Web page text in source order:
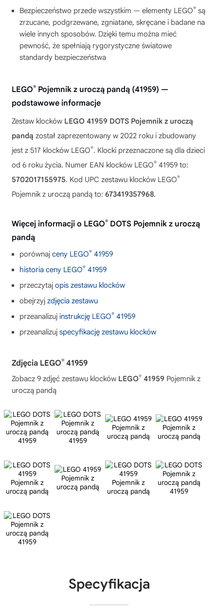
Bezpieczeństwo przede wszystkim — elementy LEGO® są
zrzucane, podgrzewane, zgniatane, skręcane i badane na
wiele innych sposobów. Dzięki temu można mieć
pewność, że spełniają rygorystyczne światowe
standardy bezpieczeństwa
LEGO® Pojemnik z uroczą pandą (41959) —
podstawowe informacje
Zestaw klocków LEGO 41959 DOTS Pojemnik z uroczą
pandą został zaprezentowany w 2022 roku i zbudowany
jest z 517 klocków LEGO®. Klocki przeznaczone są dla dzieci
od 6 roku życia. Numer EAN klocków LEGO® 41959 to:
5702017155975. Kod UPC zestawu klocków LEGO®
Pojemnik z uroczą pandą to: 673419357968.
Więcej informacji o LEGO® DOTS Pojemnik z uroczą
pandą
porównaj ceny LEGO® 41959
historia ceny LEGO® 41959
przeczytaj opis zestawu klocków
obejrzyj zdjęcia zestawu
przeanalizuj instrukcję LEGO® 41959
przeanalizuj specyfikację zestawu klocków
Zdjęcia LEGO® 41959
Zobacz 9 zdjęć zestawu klocków LEGO® 41959 Pojemnik z
uroczą pandą
Specyfikacja